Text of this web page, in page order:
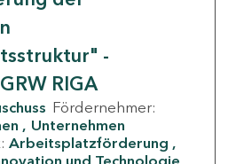
-
RIGA
Fördernehmer:
Unternehmen
Arbeitsplatzförderung